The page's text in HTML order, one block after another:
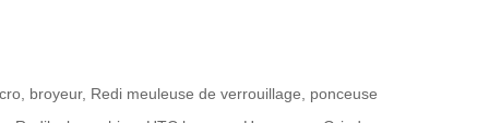
broyeur, Redi meuleuse de verrouillage, ponceuse